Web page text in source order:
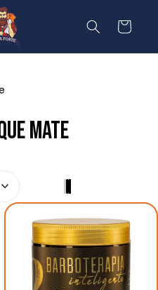
Carrinho
MATE